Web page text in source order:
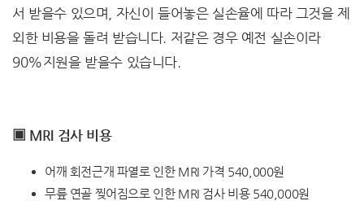
서 받을수 있으며, 자신이 들어놓은 실손율에 따라 그것을 제
외한 비용을 돌려 받습니다. 저같은 경우 예전 실손이라
90%지원을 받을수 있습니다.
▣ MRI 검사 비용
어깨 회전근개 파열로 인한 MRI 가격 540,000원
무릎 연골 찢어짐으로 인한 MRI 검사 비용 540,000원